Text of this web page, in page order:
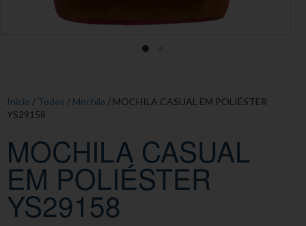
Início / Todos / Mochila / MOCHILA CASUAL EM POLIÉSTER
YS29158
MOCHILA CASUAL
EM POLIÉSTER
YS29158